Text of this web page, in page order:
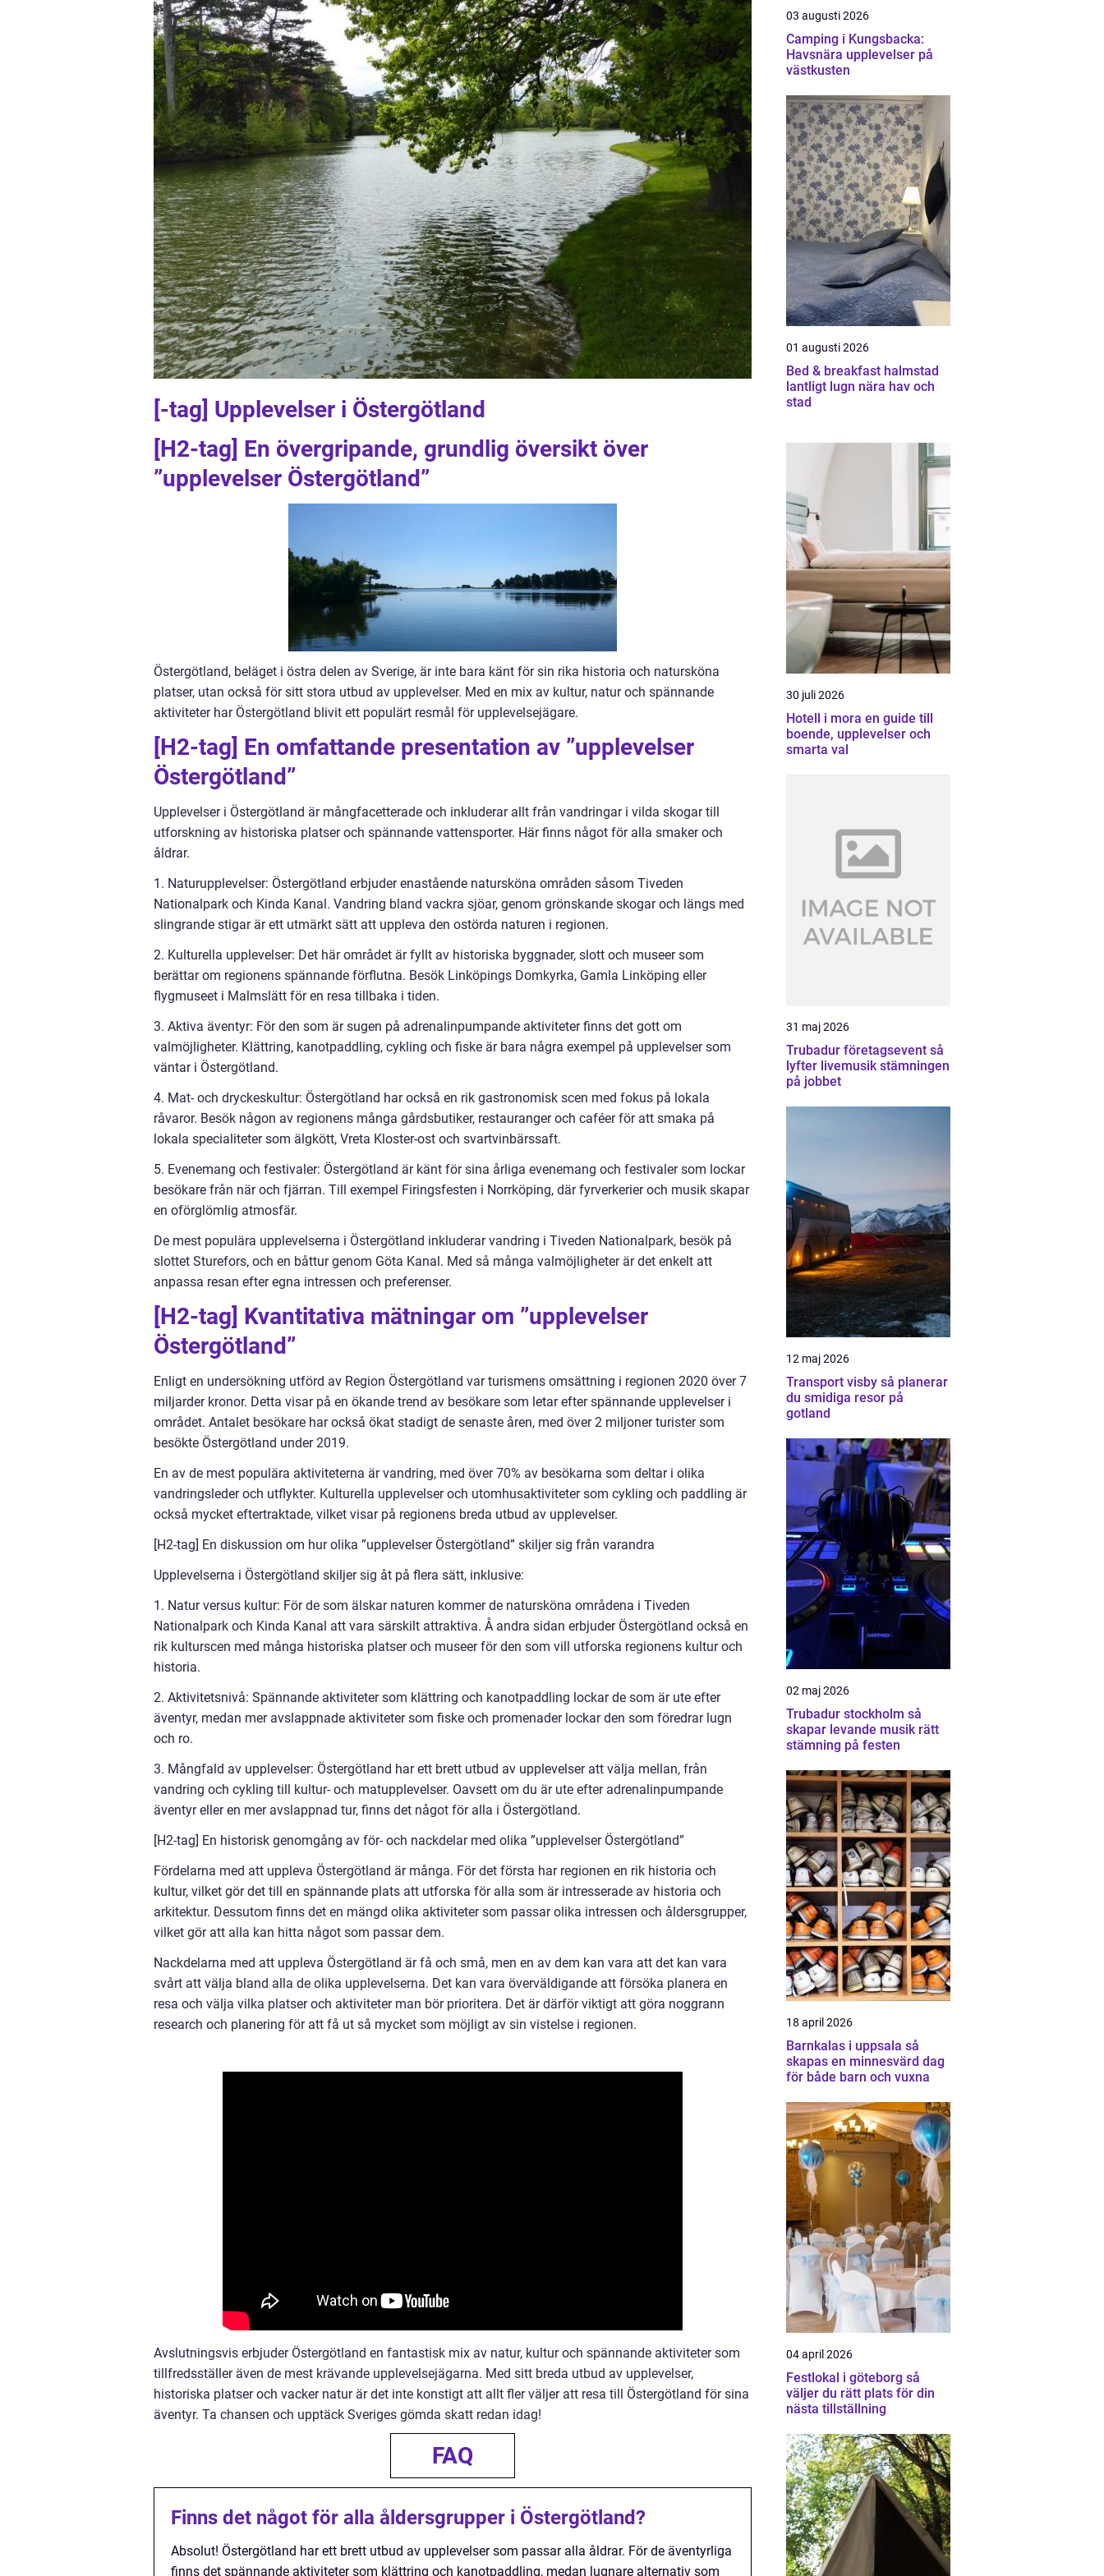
[-tag] Upplevelser i Östergötland
[H2-tag] En övergripande, grundlig översikt över
”upplevelser Östergötland”
Östergötland, beläget i östra delen av Sverige, är inte bara känt för sin rika historia och natursköna
platser, utan också för sitt stora utbud av upplevelser. Med en mix av kultur, natur och spännande
aktiviteter har Östergötland blivit ett populärt resmål för upplevelsejägare.
[H2-tag] En omfattande presentation av ”upplevelser
Östergötland”
Upplevelser i Östergötland är mångfacetterade och inkluderar allt från vandringar i vilda skogar till
utforskning av historiska platser och spännande vattensporter. Här finns något för alla smaker och
åldrar.
1. Naturupplevelser: Östergötland erbjuder enastående natursköna områden såsom Tiveden
Nationalpark och Kinda Kanal. Vandring bland vackra sjöar, genom grönskande skogar och längs med
slingrande stigar är ett utmärkt sätt att uppleva den ostörda naturen i regionen.
2. Kulturella upplevelser: Det här området är fyllt av historiska byggnader, slott och museer som
berättar om regionens spännande förflutna. Besök Linköpings Domkyrka, Gamla Linköping eller
flygmuseet i Malmslätt för en resa tillbaka i tiden.
3. Aktiva äventyr: För den som är sugen på adrenalinpumpande aktiviteter finns det gott om
valmöjligheter. Klättring, kanotpaddling, cykling och fiske är bara några exempel på upplevelser som
väntar i Östergötland.
4. Mat- och dryckeskultur: Östergötland har också en rik gastronomisk scen med fokus på lokala
råvaror. Besök någon av regionens många gårdsbutiker, restauranger och caféer för att smaka på
lokala specialiteter som älgkött, Vreta Kloster-ost och svartvinbärssaft.
5. Evenemang och festivaler: Östergötland är känt för sina årliga evenemang och festivaler som lockar
besökare från när och fjärran. Till exempel Firingsfesten i Norrköping, där fyrverkerier och musik skapar
en oförglömlig atmosfär.
De mest populära upplevelserna i Östergötland inkluderar vandring i Tiveden Nationalpark, besök på
slottet Sturefors, och en båttur genom Göta Kanal. Med så många valmöjligheter är det enkelt att
anpassa resan efter egna intressen och preferenser.
[H2-tag] Kvantitativa mätningar om ”upplevelser
Östergötland”
Enligt en undersökning utförd av Region Östergötland var turismens omsättning i regionen 2020 över 7
miljarder kronor. Detta visar på en ökande trend av besökare som letar efter spännande upplevelser i
området. Antalet besökare har också ökat stadigt de senaste åren, med över 2 miljoner turister som
besökte Östergötland under 2019.
En av de mest populära aktiviteterna är vandring, med över 70% av besökarna som deltar i olika
vandringsleder och utflykter. Kulturella upplevelser och utomhusaktiviteter som cykling och paddling är
också mycket eftertraktade, vilket visar på regionens breda utbud av upplevelser.
[H2-tag] En diskussion om hur olika ”upplevelser Östergötland” skiljer sig från varandra
Upplevelserna i Östergötland skiljer sig åt på flera sätt, inklusive:
1. Natur versus kultur: För de som älskar naturen kommer de natursköna områdena i Tiveden
Nationalpark och Kinda Kanal att vara särskilt attraktiva. Å andra sidan erbjuder Östergötland också en
rik kulturscen med många historiska platser och museer för den som vill utforska regionens kultur och
historia.
2. Aktivitetsnivå: Spännande aktiviteter som klättring och kanotpaddling lockar de som är ute efter
äventyr, medan mer avslappnade aktiviteter som fiske och promenader lockar den som föredrar lugn
och ro.
3. Mångfald av upplevelser: Östergötland har ett brett utbud av upplevelser att välja mellan, från
vandring och cykling till kultur- och matupplevelser. Oavsett om du är ute efter adrenalinpumpande
äventyr eller en mer avslappnad tur, finns det något för alla i Östergötland.
[H2-tag] En historisk genomgång av för- och nackdelar med olika ”upplevelser Östergötland”
Fördelarna med att uppleva Östergötland är många. För det första har regionen en rik historia och
kultur, vilket gör det till en spännande plats att utforska för alla som är intresserade av historia och
arkitektur. Dessutom finns det en mängd olika aktiviteter som passar olika intressen och åldersgrupper,
vilket gör att alla kan hitta något som passar dem.
Nackdelarna med att uppleva Östergötland är få och små, men en av dem kan vara att det kan vara
svårt att välja bland alla de olika upplevelserna. Det kan vara överväldigande att försöka planera en
resa och välja vilka platser och aktiviteter man bör prioritera. Det är därför viktigt att göra noggrann
research och planering för att få ut så mycket som möjligt av sin vistelse i regionen.
Avslutningsvis erbjuder Östergötland en fantastisk mix av natur, kultur och spännande aktiviteter som
tillfredsställer även de mest krävande upplevelsejägarna. Med sitt breda utbud av upplevelser,
historiska platser och vacker natur är det inte konstigt att allt fler väljer att resa till Östergötland för sina
äventyr. Ta chansen och upptäck Sveriges gömda skatt redan idag!
FAQ
Finns det något för alla åldersgrupper i Östergötland?
Absolut! Östergötland har ett brett utbud av upplevelser som passar alla åldrar. För de äventyrliga
finns det spännande aktiviteter som klättring och kanotpaddling, medan lugnare alternativ som
03 augusti 2026
Camping i Kungsbacka:
Havsnära upplevelser på
västkusten
01 augusti 2026
Bed & breakfast halmstad
lantligt lugn nära hav och
stad
30 juli 2026
Hotell i mora en guide till
boende, upplevelser och
smarta val
31 maj 2026
Trubadur företagsevent så
lyfter livemusik stämningen
på jobbet
12 maj 2026
Transport visby så planerar
du smidiga resor på
gotland
02 maj 2026
Trubadur stockholm så
skapar levande musik rätt
stämning på festen
18 april 2026
Barnkalas i uppsala så
skapas en minnesvärd dag
för både barn och vuxna
04 april 2026
Festlokal i göteborg så
väljer du rätt plats för din
nästa tillställning